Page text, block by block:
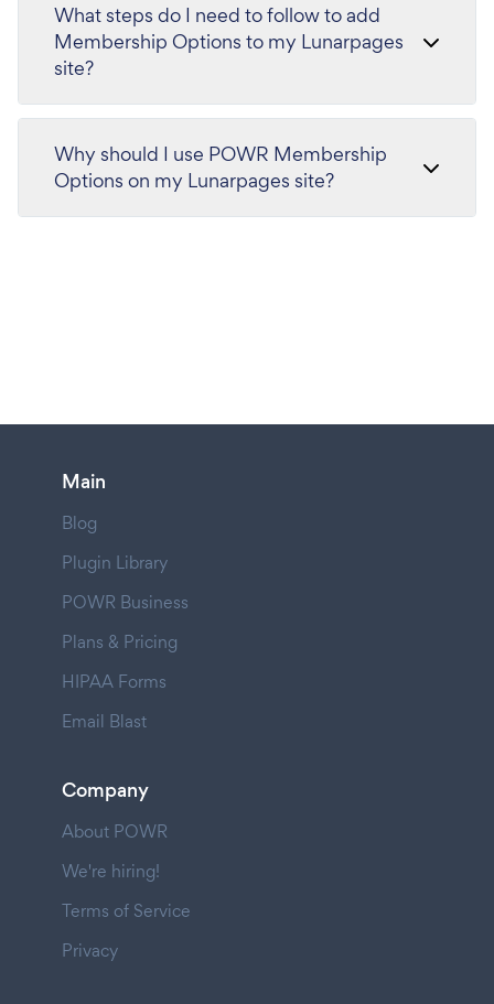
What steps do I need to follow to add
Membership Options to my Lunarpages
site?
Why should I use POWR Membership
Options on my Lunarpages site?
Main
Blog
Plugin Library
POWR Business
Plans & Pricing
HIPAA Forms
Email Blast
Company
About POWR
We're hiring!
Terms of Service
Privacy